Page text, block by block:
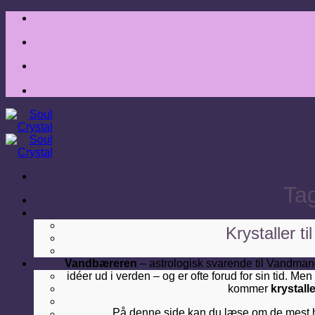
Krystaller
Vandbæreren – astrologisk svarende til
idéer ud i verden – og er ofte forud for sin tid.
kommer
På denne side kan du læse om de